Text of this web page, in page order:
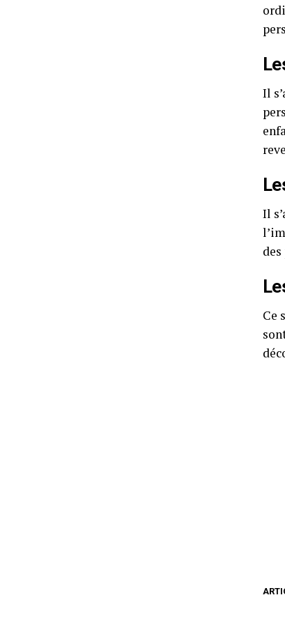
Il
Il
Ce